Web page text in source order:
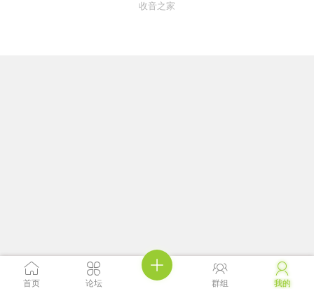

首页

论坛
 
群组

我的
收音之家